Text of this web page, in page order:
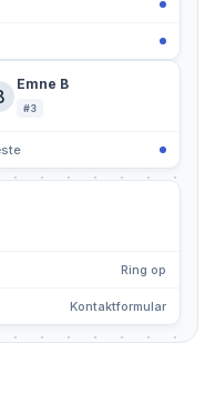
Emne B
#3
Ring op
Kontaktformular